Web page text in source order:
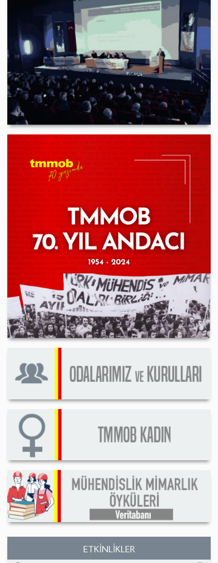
ETKİNLİKLER